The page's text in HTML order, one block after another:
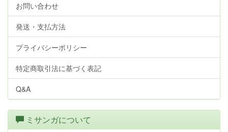
お問い合わせ
発送・支払方法
プライバシーポリシー
特定商取引法に基づく表記
Q&A
ミサンガについて